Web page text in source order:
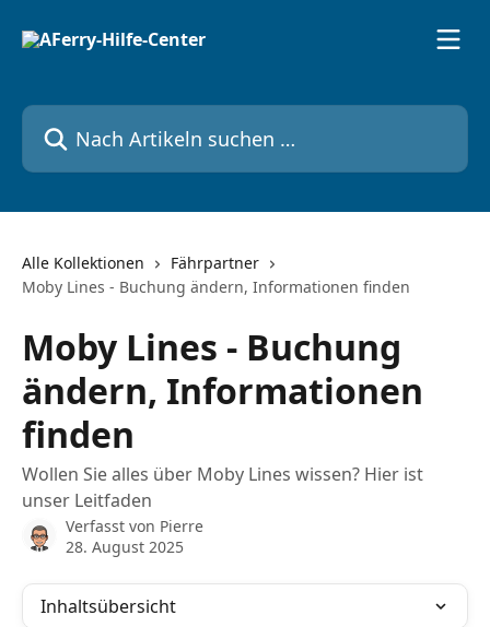
Nach Artikeln suchen …
Alle Kollektionen
Fährpartner
Moby Lines - Buchung ändern, Informationen finden
Moby Lines - Buchung
ändern, Informationen
finden
Wollen Sie alles über Moby Lines wissen? Hier ist
unser Leitfaden
Verfasst von Pierre
28. August 2025
Inhaltsübersicht